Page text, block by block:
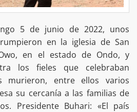
5 de junio de 2022, unos
en la iglesia de San
en el estado de Ondo, y
los fieles que celebraban
murieron, entre ellos varios
su cercanía a las familias de
Presidente Buhari: «El país